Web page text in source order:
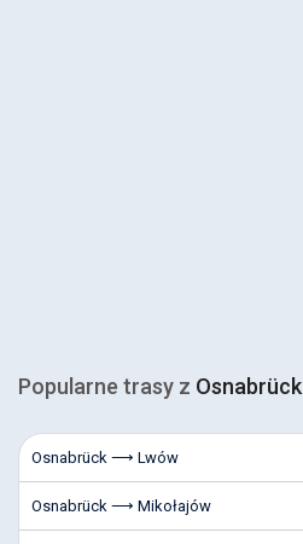
Popularne trasy z Osnabrück
Osnabrück ⟶ Lwów
Osnabrück ⟶ Mikołajów